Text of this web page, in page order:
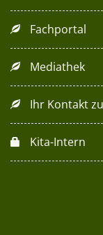
Fachportal
Mediathek
Ihr Kontakt
Kita-Intern